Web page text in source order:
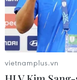
vietnamplus.vn